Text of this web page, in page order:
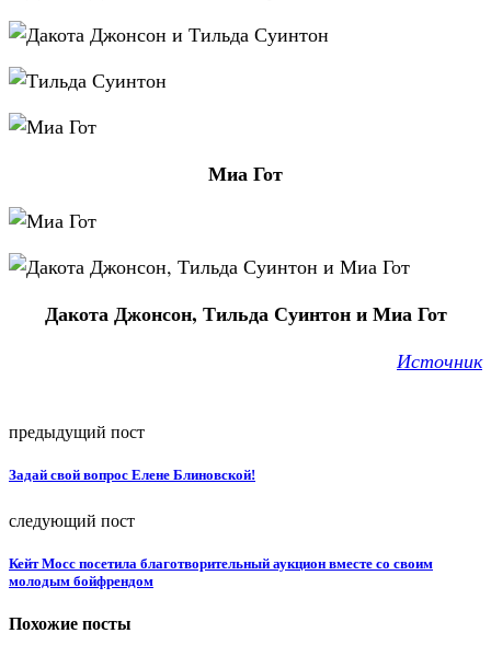
Миа Гот
Дакота Джонсон, Тильда Суинтон и Миа Гот
Источник
предыдущий пост
Задай свой вопрос Елене Блиновской!
следующий пост
Кейт Мосс посетила благотворительный аукцион вместе со своим
молодым бойфрендом
Похожие посты